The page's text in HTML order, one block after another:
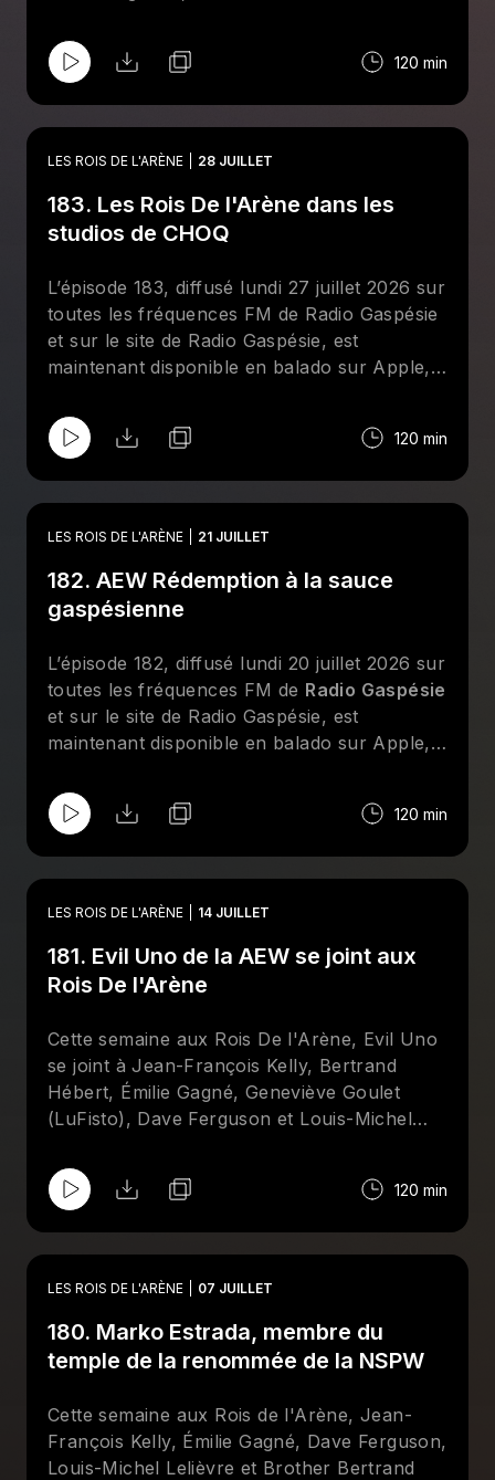
présent à Minneapolis en compagnie de Rick
Martel. Aussi, entrevue avec le lutteur 120 min
LES ROIS DE L'ARÈNE 28 JUILLET
183. Les Rois De l'Arène dans les
studios de CHOQ
L’épisode 183, diffusé lundi 27 juillet 2026 sur
toutes les fréquences FM de Radio Gaspésie
et sur le site de Radio Gaspésie, est
maintenant disponible en balado sur Apple,
Rois De l'Arène, Jean-François Kelly reçoit
deux chouchous de l'émission : Giancarlo
reviennent sur les moments forts de
l'actualité de la lutte professionnelle. Au
nouvelle chronique "Il était une fois" et des
entrevues téléphoniques avec Louis-Michel
Abonnez-vous sur Apple et/ou Spotify et
suivez la page Facebook desRois De
l'Arène!
120 min
LES ROIS DE L'ARÈNE 21 JUILLET
182. AEW Rédemption à la sauce
gaspésienne
L’épisode 182, diffusé lundi 20 juillet 2026 sur
toutes les fréquences FM de Radio Gaspésie
et sur le site de Radio Gaspésie, est
maintenant disponible en balado sur Apple,
auxRois De l'Arène
Dave Ferguson, Bertrand Hébert, Geneviève
sur les moments forts de l'actualité de la
lutte professionnelle. Au menu : le PPV
gaspésienne, une discussion sur
l'importance de savoir bien se vendre dans
l'aveugle des meilleurs finishers de tous les
temps. Abonnez-vous sur Apple et/ou
Spotify et suivez la page Facebook desRois
De l'Arène!
120 min
LES ROIS DE L'ARÈNE 14 JUILLET
181. Evil Uno de la AEW se joint aux
Rois De l'Arène
Cette semaine aux Rois De l'Arène, Evil Uno
se joint à Jean-François Kelly, Bertrand
Hébert, Émilie Gagné, Geneviève Goulet
(LuFisto), Dave Ferguson et Louis-Michel
Mystery Wrestling et de la All Elite Wrestling
qui se tiendront à la fin du mois de juillet, à
120 min
LES ROIS DE L'ARÈNE 07 JUILLET
180. Marko Estrada, membre du
temple de la renommée de la NSPW
Cette semaine aux Rois de l'Arène, Jean-
François Kelly, Émilie Gagné, Dave Ferguson,
Louis-Michel Lelièvre et Brother Bertrand